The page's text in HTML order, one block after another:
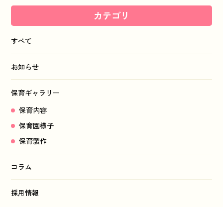
カテゴリ
すべて
お知らせ
保育ギャラリー
保育内容
保育園様子
保育製作
コラム
採用情報